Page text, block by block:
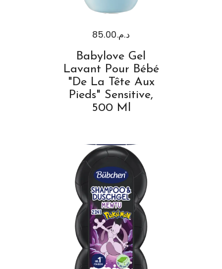
د.م.85.00
Babylove Gel
Lavant Pour Bébé
"de La Tête Aux
Pieds" Sensitive,
500 Ml